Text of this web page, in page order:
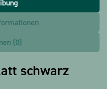
(0)
schwarz